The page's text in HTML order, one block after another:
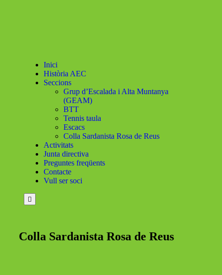
Inici
Història AEC
Seccions
Grup d’Escalada i Alta Muntanya
(GEAM)
BTT
Tennis taula
Escacs
Colla Sardanista Rosa de Reus
Activitats
Junta directiva
Preguntes freqüents
Contacte
Vull ser soci
Menú
conmutador
Colla Sardanista Rosa de Reus